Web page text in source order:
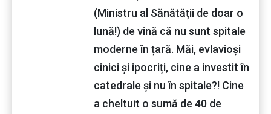
(Ministru al Sănătății de doar o
lună!) de vină că nu sunt spitale
moderne în țară. Măi, evlavioși
cinici și ipocriți, cine a investit în
catedrale și nu în spitale?! Cine
a cheltuit o sumă de 40 de